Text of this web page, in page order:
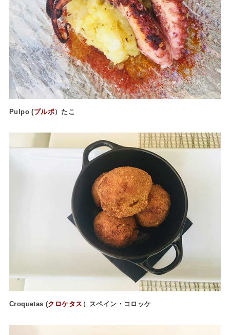
Pulpo (プルポ）たこ
Croquetas (クロケタス ）スペイン・コロッケ